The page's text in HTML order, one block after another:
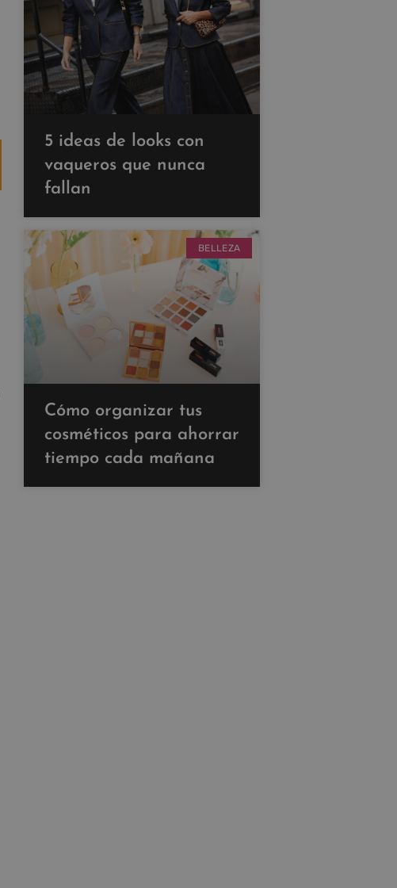
5 ideas de looks con
vaqueros que nunca
fallan
BELLEZA
Cómo organizar tus
cosméticos para ahorrar
tiempo cada mañana